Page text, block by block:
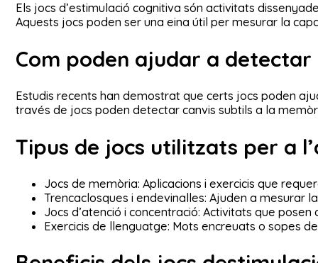
Els jocs d’estimulació cognitiva són activitats
Aquests jocs poden ser una eina útil per mesurar la
Com poden ajudar a
Estudis recents han demostrat que certs jocs poden
través de jocs poden detectar canvis subtils a la
Tipus de jocs utilitzats per a
Jocs de memòria: Aplicacions i exercicis que
Trencaclosques i endevinalles: Ajuden a mesurar
Jocs d’atenció i concentració: Activitats que
Exercicis de llenguatge: Mots encreuats o sopes